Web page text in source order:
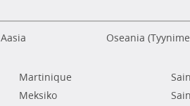
Aasia Oseania
Martinique
Meksiko